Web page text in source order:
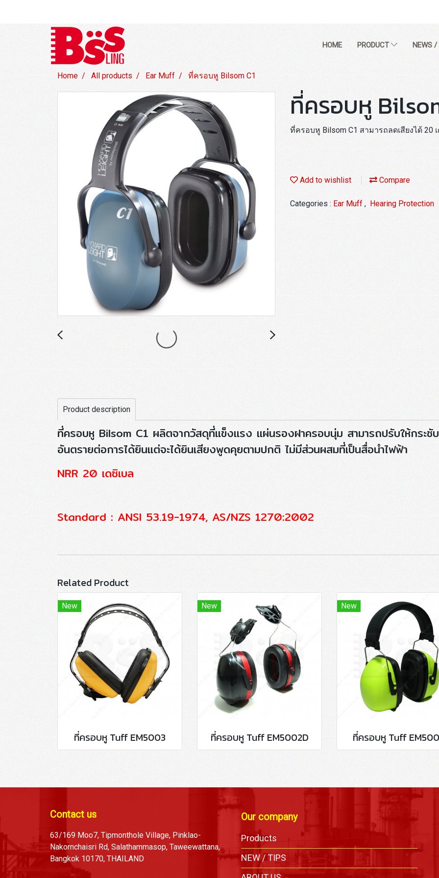
HOME PRODUCT NEWS
Home All products Ear Muff ที่ครอบหู Bilsom C1
ที่ครอบหู
ที่ครอบหู Bilsom C1 สามารถลดเสียงได้ 20
Add to wishlist Compare
Categories : Ear Muff , Hearing Protection
Product description
ที่ครอบหู Bilsom C1 ผลิตจากวัสดุที่แข็งแรง แผ่นรองฝาครอบนุ่ม สามารถปรับให้กระชั
อันตรายต่อการได้ยินแต่จะได้ยินเสียงพูดคุยตามปกติ ไม่มีส่วนผสมที่เป็นสื่อนำไฟฟ้า
NRR 20 เดซิเบล
Standard : ANSI 53.19-1974, AS/NZS 1270:2002
Related Product
New
ที่ครอบหู Tuff EM5003
New
ที่ครอบหู Tuff EM5002D
New
ที่ครอบหู Tuff
Contact us
63/169 Moo7, Tipmonthole Village, Pinklao-
Nakornchaisri Rd, Salathammasop, Taweewattana,
Bangkok 10170, THAILAND
Our company
Products
NEW / TIPS